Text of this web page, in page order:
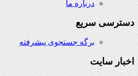
درباره ما
دسترسی سریع
برگه جستجوی پیشرفته
اخبار سایت